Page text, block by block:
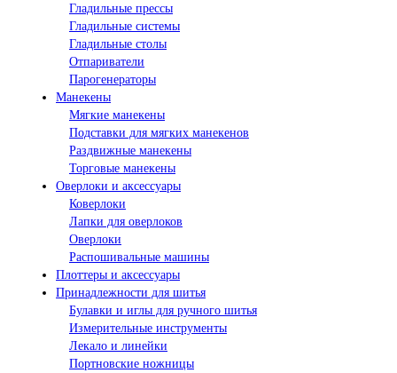
Гладильные прессы
Гладильные системы
Гладильные столы
Отпариватели
Парогенераторы
Манекены
Мягкие манекены
Подставки для мягких манекенов
Раздвижные манекены
Торговые манекены
Оверлоки и аксессуары
Коверлоки
Лапки для оверлоков
Оверлоки
Распошивальные машины
Плоттеры и аксессуары
Принадлежности для шитья
Булавки и иглы для ручного шитья
Измерительные инструменты
Лекало и линейки
Портновские ножницы